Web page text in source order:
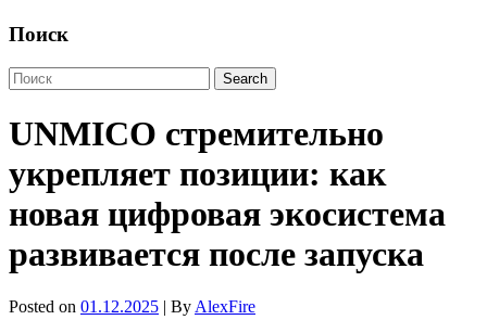
Поиск
UNMICO стремительно
укрепляет позиции: как
новая цифровая экосистема
развивается после запуска
Posted on 01.12.2025 | By AlexFire